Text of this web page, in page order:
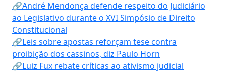
🔗André Mendonça defende respeito do Judiciário
ao Legislativo durante o XVI Simpósio de Direito
Constitucional
🔗Leis sobre apostas reforçam tese contra
proibição dos cassinos, diz Paulo Horn
🔗Luiz Fux rebate críticas ao ativismo judicial